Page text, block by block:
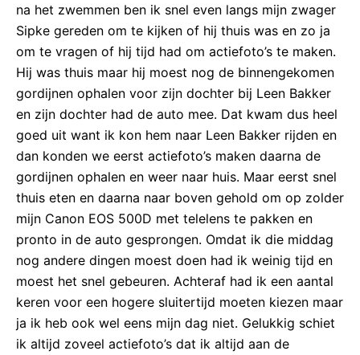
na het zwemmen ben ik snel even langs mijn zwager
Sipke gereden om te kijken of hij thuis was en zo ja
om te vragen of hij tijd had om actiefoto’s te maken.
Hij was thuis maar hij moest nog de binnengekomen
gordijnen ophalen voor zijn dochter bij Leen Bakker
en zijn dochter had de auto mee. Dat kwam dus heel
goed uit want ik kon hem naar Leen Bakker rijden en
dan konden we eerst actiefoto’s maken daarna de
gordijnen ophalen en weer naar huis. Maar eerst snel
thuis eten en daarna naar boven gehold om op zolder
mijn Canon EOS 500D met telelens te pakken en
pronto in de auto gesprongen. Omdat ik die middag
nog andere dingen moest doen had ik weinig tijd en
moest het snel gebeuren. Achteraf had ik een aantal
keren voor een hogere sluitertijd moeten kiezen maar
ja ik heb ook wel eens mijn dag niet. Gelukkig schiet
ik altijd zoveel actiefoto’s dat ik altijd aan de